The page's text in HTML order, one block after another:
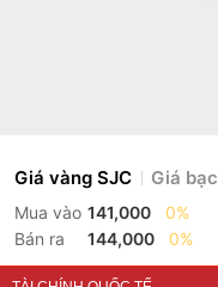
Giá vàng SJC Giá bạc
Mua vào 141,000
0%
Bán ra
144,000 0%